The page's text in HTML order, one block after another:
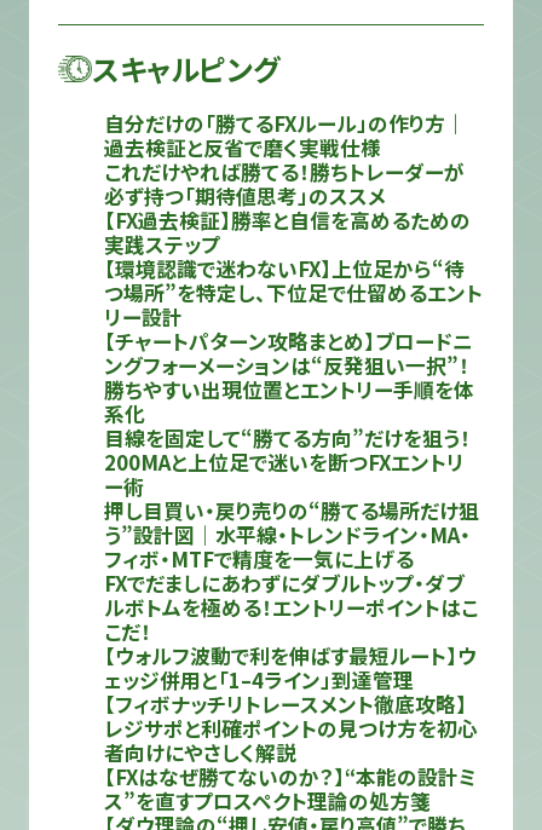
スキャルピング
自分だけの「勝てるFXルール」の作り方｜
過去検証と反省で磨く実戦仕様
これだけやれば勝てる！勝ちトレーダーが
必ず持つ「期待値思考」のススメ
【FX過去検証】勝率と自信を高めるための
実践ステップ
【環境認識で迷わないFX】上位足から“待
つ場所”を特定し、下位足で仕留めるエント
リー設計
【チャートパターン攻略まとめ】ブロードニ
ングフォーメーションは“反発狙い一択”！
勝ちやすい出現位置とエントリー手順を体
系化
目線を固定して“勝てる方向”だけを狙う！
200MAと上位足で迷いを断つFXエントリ
ー術
押し目買い・戻り売りの“勝てる場所だけ狙
う”設計図｜水平線・トレンドライン・MA・
フィボ・MTFで精度を一気に上げる
FXでだましにあわずにダブルトップ・ダブ
ルボトムを極める！エントリーポイントはこ
こだ！
【ウォルフ波動で利を伸ばす最短ルート】ウ
ェッジ併用と「1–4ライン」到達管理
【フィボナッチリトレースメント徹底攻略】
レジサポと利確ポイントの見つけ方を初心
者向けにやさしく解説
【FXはなぜ勝てないのか？】“本能の設計ミ
ス”を直すプロスペクト理論の処方箋